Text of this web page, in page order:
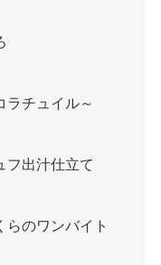
チュイル～
出汁仕立て
のワンバイト